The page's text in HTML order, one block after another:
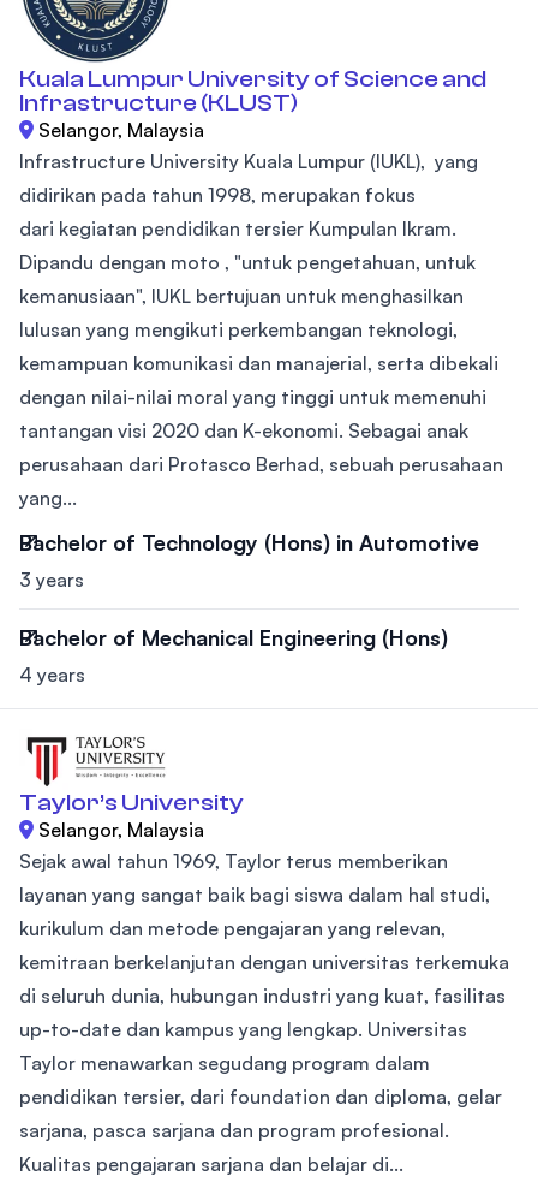
Kuala Lumpur University of Science and
Infrastructure (KLUST)
Selangor, Malaysia
Infrastructure University Kuala Lumpur (IUKL), yang
didirikan pada tahun 1998, merupakan fokus
dari kegiatan pendidikan tersier Kumpulan Ikram.
Dipandu dengan moto , "untuk pengetahuan, untuk
kemanusiaan", IUKL bertujuan untuk menghasilkan
lulusan yang mengikuti perkembangan teknologi,
kemampuan komunikasi dan manajerial, serta dibekali
dengan nilai-nilai moral yang tinggi untuk memenuhi
tantangan visi 2020 dan K-ekonomi. Sebagai anak
perusahaan dari Protasco Berhad, sebuah perusahaan
yang...
Bachelor of Technology (Hons) in Automotive
3 years
Bachelor of Mechanical Engineering (Hons)
4 years
Taylor’s University
Selangor, Malaysia
Sejak awal tahun 1969, Taylor terus memberikan
layanan yang sangat baik bagi siswa dalam hal studi,
kurikulum dan metode pengajaran yang relevan,
kemitraan berkelanjutan dengan universitas terkemuka
di seluruh dunia, hubungan industri yang kuat, fasilitas
up-to-date dan kampus yang lengkap. Universitas
Taylor menawarkan segudang program dalam
pendidikan tersier, dari foundation dan diploma, gelar
sarjana, pasca sarjana dan program profesional.
Kualitas pengajaran sarjana dan belajar di...